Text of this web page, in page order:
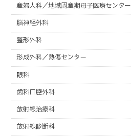
産婦人科／地域周産期母子医療センター
脳神経外科
整形外科
形成外科／熱傷センター
眼科
歯科口腔外科
放射線治療科
放射線診断科